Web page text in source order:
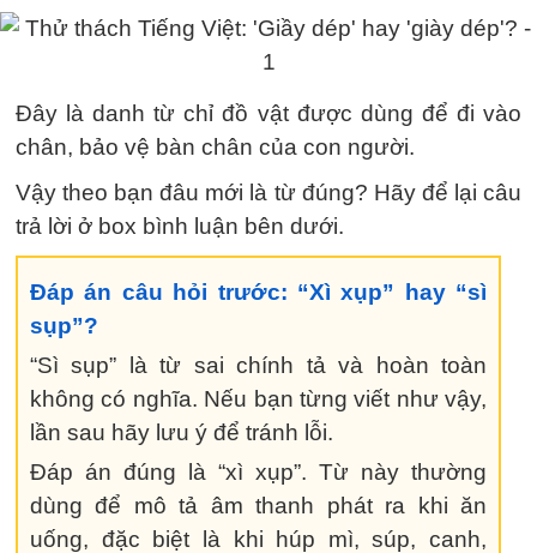
Đây là danh từ chỉ đồ vật được dùng để đi vào
chân, bảo vệ bàn chân của con người.
Vậy theo bạn đâu mới là từ đúng? Hãy để lại câu
trả lời ở box bình luận bên dưới.
Đáp án câu hỏi trước: “Xì xụp” hay “sì
sụp”?
“Sì sụp” là từ sai chính tả và hoàn toàn
không có nghĩa. Nếu bạn từng viết như vậy,
lần sau hãy lưu ý để tránh lỗi.
Đáp án đúng là “xì xụp”. Từ này thường
dùng để mô tả âm thanh phát ra khi ăn
uống, đặc biệt là khi húp mì, súp, canh,